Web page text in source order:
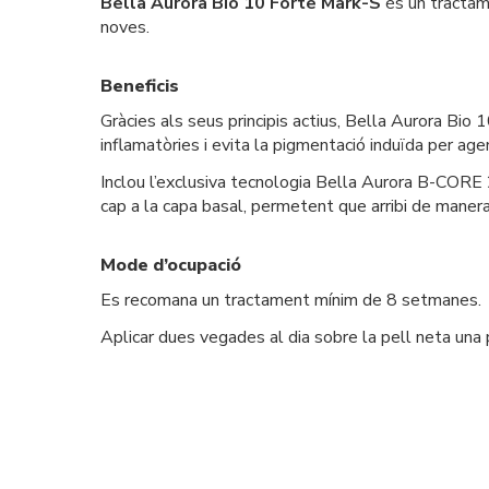
noves.
Beneficis
Gràcies als seus principis actius, Bella Aurora Bio
inflamatòries i evita la pigmentació induïda per
Inclou l’exclusiva tecnologia Bella Aurora B-
cap a la capa basal, permetent que arribi de
Mode d’ocupació
Es recomana un tractament mínim de 8 setmanes.
Aplicar dues vegades al dia sobre la pell neta